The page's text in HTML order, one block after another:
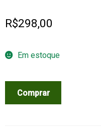
R$298,00
Em estoque
Comprar